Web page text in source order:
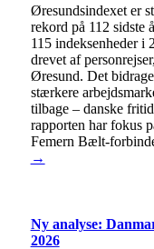
Øresundsindexet er
rekord på 112 sidste
115 indeksenheder
drevet af
Øresund. Det
stærkere
tilbage – danske
rapporten har fokus
Femern Bælt-
→
Ny analyse:
2026